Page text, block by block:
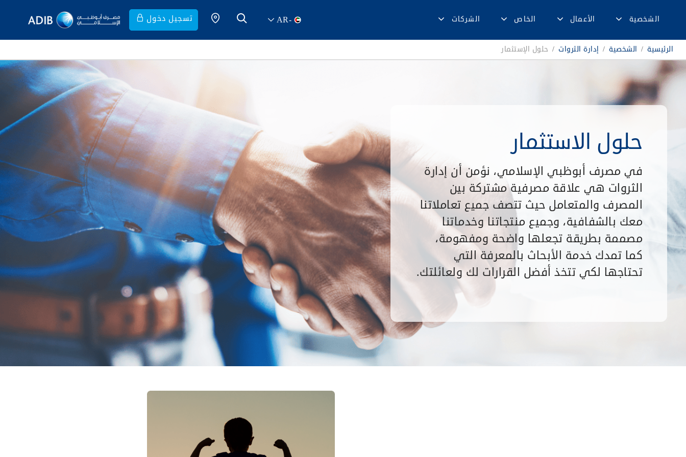
الشخصية الأعمال الخاص الشركات -
AR تسجيل دخول
الرئيسية / الشخصية / إدارة الثروات / حلول الإستثمار
حلول الاستثمار
في مصرف أبوظبي الإسلامي، نؤمن أن إدارة
الثروات هي علاقة مصرفية مشتركة بين
المصرف والمتعامل حيث تتصف جميع تعاملاتنا
معك بالشفافية، وجميع منتجاتنا وخدماتنا
مصممة بطريقة تجعلها واضحة ومفهومة،
كما تمدك خدمة الأبحاث بالمعرفة التي
تحتاجها لكي تتخذ أفضل القرارات لك ولعائلتك.​​​​​​